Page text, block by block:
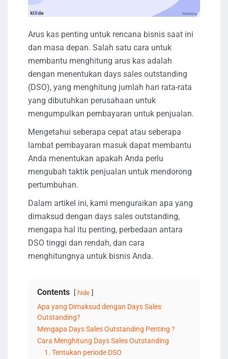
Arus kas penting untuk rencana bisnis saat ini
dan masa depan. Salah satu cara untuk
membantu menghitung arus kas adalah
dengan menentukan days sales outstanding
(DSO), yang menghitung jumlah hari rata-rata
yang dibutuhkan perusahaan untuk
mengumpulkan pembayaran untuk penjualan.
Mengetahui seberapa cepat atau seberapa
lambat pembayaran masuk dapat membantu
Anda menentukan apakah Anda perlu
mengubah taktik penjualan untuk mendorong
pertumbuhan.
Dalam artikel ini, kami menguraikan apa yang
dimaksud dengan days sales outstanding,
mengapa hal itu penting, perbedaan antara
DSO tinggi dan rendah, dan cara
menghitungnya untuk bisnis Anda.
Contents hide
Apa yang Dimaksud dengan Days Sales
Outstanding?
Mengapa Days Sales Outstanding Penting ?
Cara Menghitung Days Sales Outstanding
1. Tentukan periode DSO